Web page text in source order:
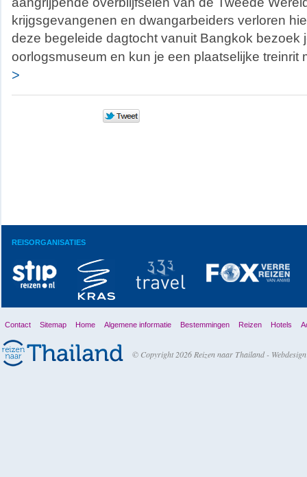
krijgsgevangenen en dwangarbeiders verloren
deze begeleide dagtocht vanuit Bangkok bezoek
oorlogsmuseum en kun je een plaatselijke treinrit
>
REISORGANISATIES
Contact Sitemap Home Algemene informatie Bestemmingen Reizen Hotels
© Copyright 2026 Reizen naar Thailand - Webdesign